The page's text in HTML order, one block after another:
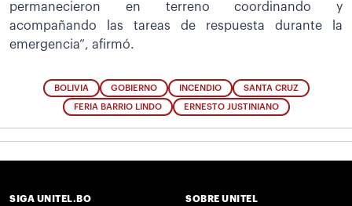
permanecieron en terreno coordinando y
acompañando las tareas de respuesta durante la
emergencia”, afirmó.
BOLIVIA GOBIERNO INCENDIO SANTA CRUZ
FERIA BARRIO LINDO ERNESTO JUSTINIANO
SIGA UNITEL.BO SOBRE UNITEL